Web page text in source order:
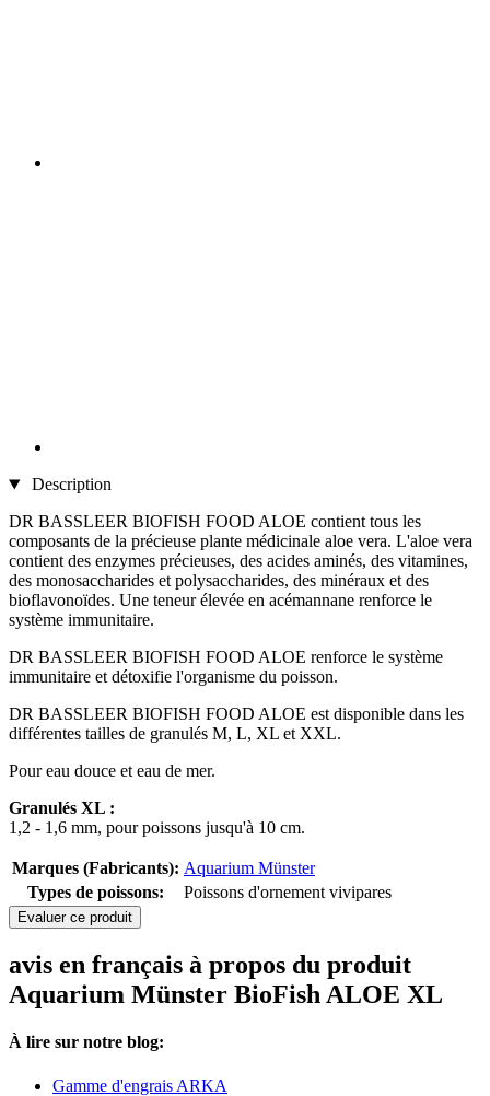
Description
DR BASSLEER BIOFISH FOOD ALOE contient tous les
composants de la précieuse plante médicinale aloe vera. L'aloe vera
contient des enzymes précieuses, des acides aminés, des vitamines,
des monosaccharides et polysaccharides, des minéraux et des
bioflavonoïdes. Une teneur élevée en acémannane renforce le
système immunitaire.
DR BASSLEER BIOFISH FOOD ALOE renforce le système
immunitaire et détoxifie l'organisme du poisson.
DR BASSLEER BIOFISH FOOD ALOE est disponible dans les
différentes tailles de granulés M, L, XL et XXL.
Pour eau douce et eau de mer.
Granulés XL :
1,2 - 1,6 mm, pour poissons jusqu'à 10 cm.
Marques (Fabricants): Aquarium Münster
Types de poissons:
Poissons d'ornement vivipares
Evaluer ce produit
avis en français à propos du produit
Aquarium Münster BioFish ALOE XL
À lire sur notre blog:
Gamme d'engrais ARKA